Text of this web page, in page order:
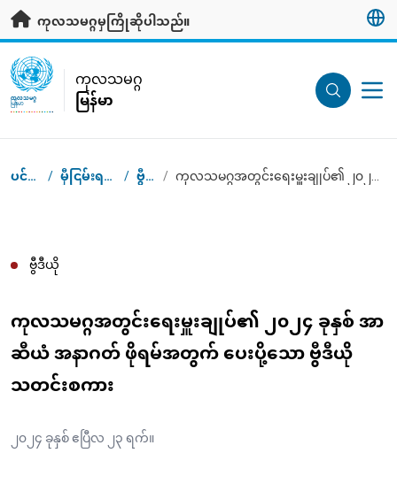
ပင်မအကြောင်းအရာသို့ သွားရန်
ကုလသမဂ္ဂမှကြိုဆိုပါသည်။
UN Logo
ကုလသမဂ္ဂ
မြန်မာ
ကုလသမဂ္ဂ
မြန်မာ
Breadcrumb
ပင်မစာမျက်နှာ / မှီငြမ်းရန်အချက်အလက်များ / ဗွီဒီယိုများ / ကုလသမဂ္ဂအတွင်းရေးမှူးချုပ်၏ ၂၀၂၄ ခုနှစ် အာဆီယံ အနာဂတ် ဖိုရမ်အတွက် ပေးပို့သော ဗွီဒီယို သတင်းစကား
ဗွီဒီယို
ကုလသမဂ္ဂအတွင်းရေးမှူးချုပ်၏ ၂၀၂၄ ခုနှစ် အာ
ဆီယံ အနာဂတ် ဖိုရမ်အတွက် ပေးပို့သော ဗွီဒီယို
သတင်းစကား
၂၀၂၄ ခုနှစ် ဧပြီလ ၂၃ ရက်။